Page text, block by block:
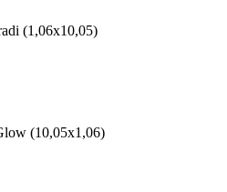
(1,06x10,05)
(10,05x1,06)